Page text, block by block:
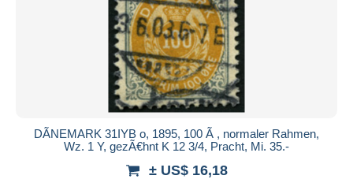
DÃNEMARK 31IYB o, 1895, 100 Ã , normaler Rahmen,
Wz. 1 Y, gezÃ€hnt K 12 3/4, Pracht, Mi. 35.-
± US$ 16,18